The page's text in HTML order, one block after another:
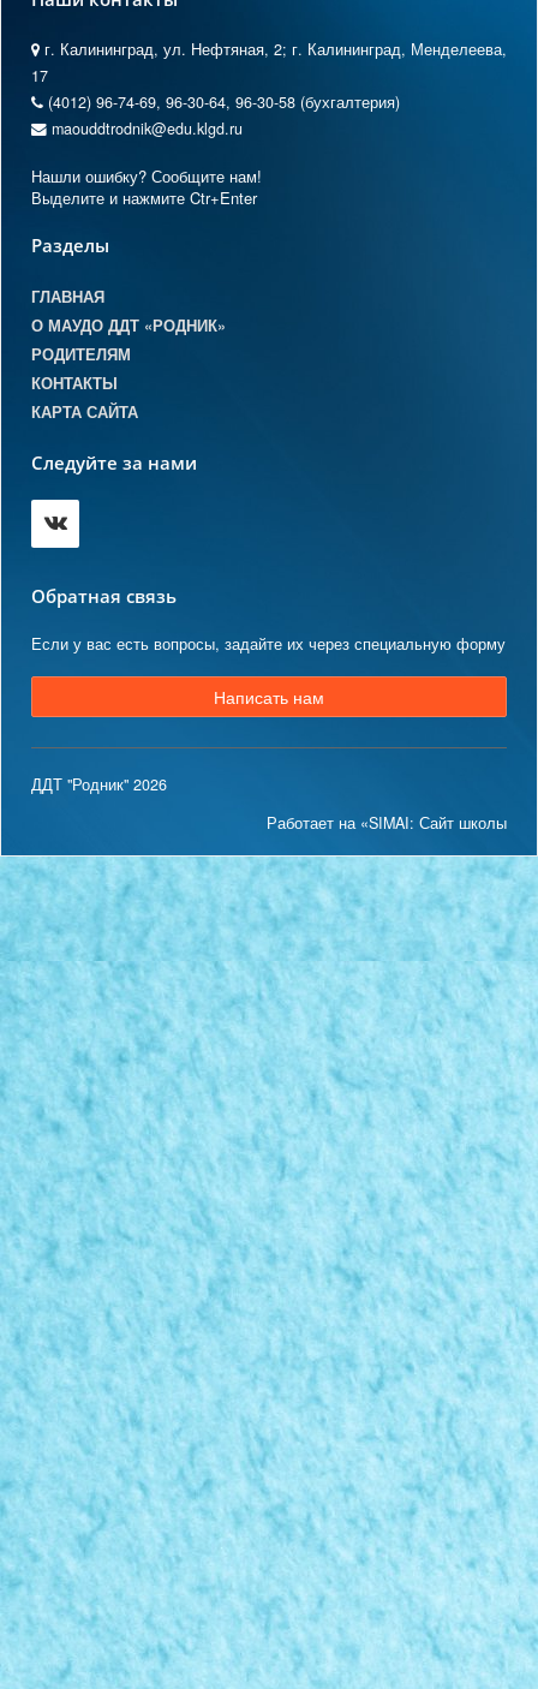
г. Калининград, ул. Нефтяная, 2; г. Калининград, Менделеева,
17
(4012) 96-74-69, 96-30-64, 96-30-58 (бухгалтерия)
maouddtrodnik@edu.klgd.ru
Нашли ошибку? Сообщите нам!
Выделите и нажмите Ctr+Enter
Разделы
ГЛАВНАЯ
О МАУДО ДДТ «РОДНИК»
РОДИТЕЛЯМ
КОНТАКТЫ
КАРТА САЙТА
Следуйте за нами
Обратная связь
Если у вас есть вопросы, задайте их через специальную форму
Написать нам
ДДТ "Родник" 2026
Работает на «SIMAI: Сайт школы